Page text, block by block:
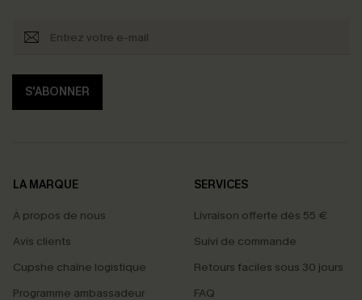
S'ABONNER
LA MARQUE
À propos de nous
Avis clients
Cupshe chaîne logistique
Programme ambassadeur
SERVICES
Livraison offerte dès 55 €
Suivi de commande
Retours faciles sous 30 jours
FAQ